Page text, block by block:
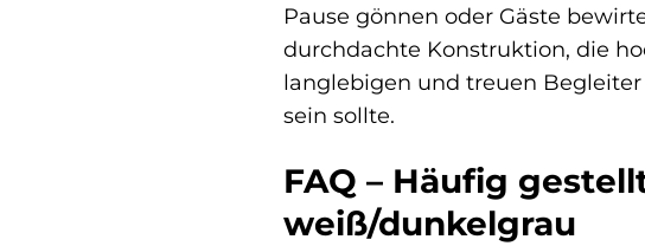
Pause gönnen oder Gäste
durchdachte Konstruktion, die
langlebigen und treuen
sein sollte.
FAQ – Häufig
weiß/dunkelgrau